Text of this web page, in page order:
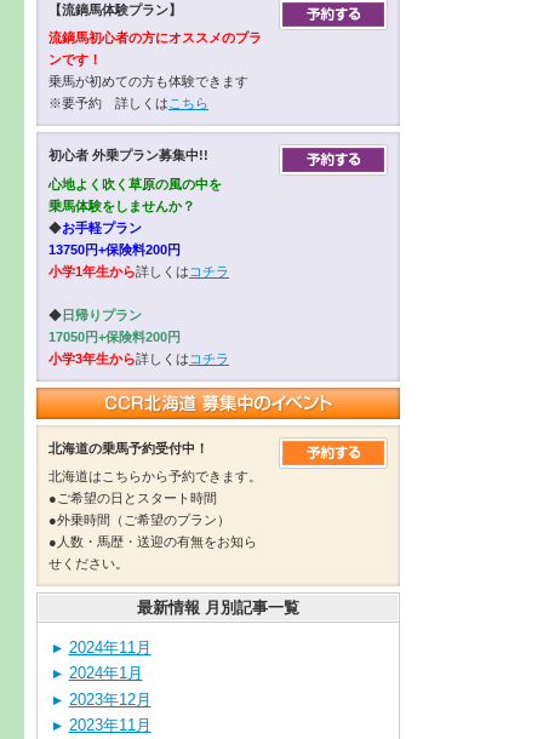
【流鏑馬体験プラン】
流鏑馬初心者の方にオススメのプラ
ンです！
乗馬が初めての方も体験できます
※要予約 詳しくは こちら
初心者 外乗プラン募集中!!
心地よく吹く草原の風の中を
乗馬体験をしませんか？
◆お手軽プラン
13750円+保険料200円
小学1年生から詳しくは コチラ
◆日帰りプラン
17050円+保険料200円
小学3年生から詳しくは コチラ
北海道の乗馬予約受付中！
北海道はこちらから予約できます。
●ご希望の日とスタート時間
●外乗時間（ご希望のプラン）
●人数・馬歴・送迎の有無をお知ら
せください。
最新情報 月別記事一覧
2024年11月
2024年1月
2023年12月
2023年11月